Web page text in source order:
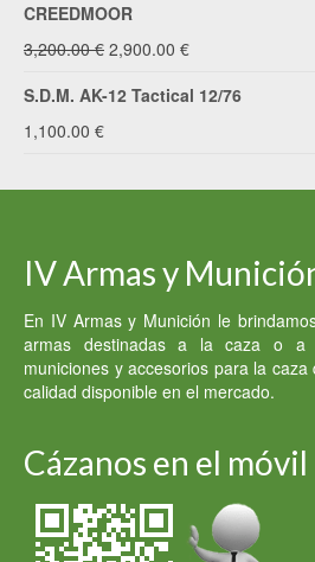
CREEDMOOR
3,200.00€ El
precio
3,200.00 €.
2,900.00 €El
precio
2,900.00 €.
S.D.M. AK-12 Tactical 12/76
1,100.00 €
IV Armas y
En IV Armas y Munición le
armas destinadas a la caza o a
municiones y accesorios para la
calidad disponible en el mercado.
Cázanos en el móvil